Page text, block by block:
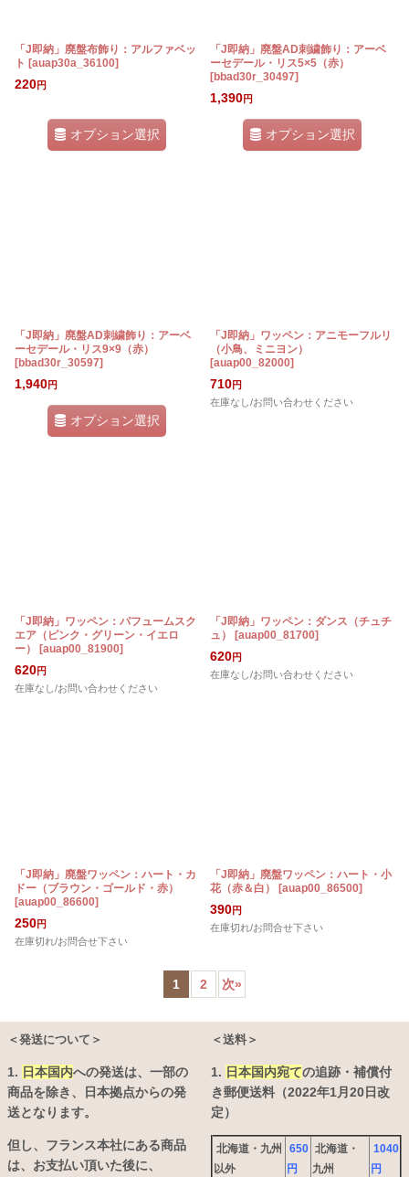
「J即納」廃盤布飾り：アルファベッ
ト [auap30a_36100]
220円
オプション選択
「J即納」廃盤AD刺繍飾り：アーベ
ーセデール・リス5×5（赤）
[bbad30r_30497]
1,390円
オプション選択
「J即納」廃盤AD刺繍飾り：アーベ
ーセデール・リス9×9（赤）
[bbad30r_30597]
1,940円
オプション選択
「J即納」ワッペン：アニモーフルリ
（小鳥、ミニヨン）
[auap00_82000]
710円
在庫なし/お問い合わせください
「J即納」ワッペン：パフュームスク
エア（ピンク・グリーン・イエロ
ー）
[auap00_81900]
620円
在庫なし/お問い合わせください
「J即納」ワッペン：ダンス（チュチ
ュ）
[auap00_81700]
620円
在庫なし/お問い合わせください
「J即納」廃盤ワッペン：ハート・カ
ドー（ブラウン・ゴールド・赤）
[auap00_86600]
250円
在庫切れ/お問合せ下さい
「J即納」廃盤ワッペン：ハート・小
花（赤＆白）
[auap00_86500]
390円
在庫切れ/お問合せ下さい
1 2 次»
＜発送について＞
1. 日本国内への発送は、 一部の
商品を除き、日本拠点からの発
送となります。
但し、フランス本社にある商品
は、お支払い頂いた後に、
＜送料＞
1. 日本国内宛ての追跡・補償付
き郵便送料（2022年1月20日改
定）
北海道・九州
以外
650
円
北海道・
九州
1040
円